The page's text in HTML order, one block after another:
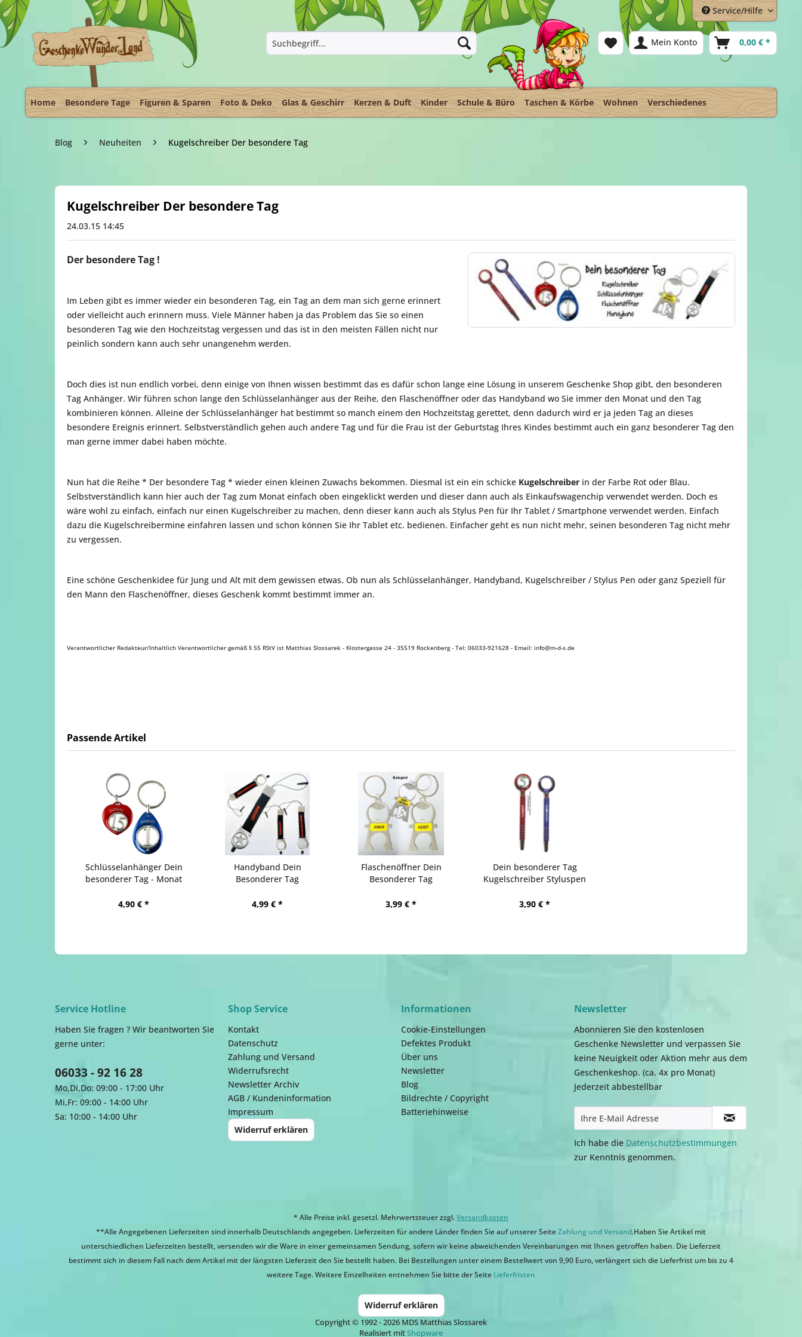
Service/Hilfe
Mein Konto 0,00 € *
Home Besondere Tage Figuren & Sparen Foto & Deko Glas & Geschirr Kerzen & Duft Kinder Schule & Büro Taschen & Körbe Wohnen Verschiedenes
Blog Neuheiten Kugelschreiber Der besondere Tag
Kugelschreiber Der besondere Tag
24.03.15 14:45
Der besondere Tag !
Im Leben gibt es immer wieder ein besonderen Tag, ein Tag an dem man sich gerne erinnert
oder vielleicht auch erinnern muss. Viele Männer haben ja das Problem das Sie so einen
besonderen Tag wie den Hochzeitstag vergessen und das ist in den meisten Fällen nicht nur
peinlich sondern kann auch sehr unangenehm werden.
Doch dies ist nun endlich vorbei, denn einige von Ihnen wissen bestimmt das es dafür schon lange eine Lösung in unserem Geschenke Shop gibt, den besonderen
Tag Anhänger. Wir führen schon lange den Schlüsselanhänger aus der Reihe, den Flaschenöffner oder das Handyband wo Sie immer den Monat und den Tag
kombinieren können. Alleine der Schlüsselanhänger hat bestimmt so manch einem den Hochzeitstag gerettet, denn dadurch wird er ja jeden Tag an dieses
besondere Ereignis erinnert. Selbstverständlich gehen auch andere Tag und für die Frau ist der Geburtstag Ihres Kindes bestimmt auch ein ganz besonderer Tag den
man gerne immer dabei haben möchte.
Nun hat die Reihe * Der besondere Tag * wieder einen kleinen Zuwachs bekommen. Diesmal ist ein ein schicke Kugelschreiber in der Farbe Rot oder Blau.
Selbstverständlich kann hier auch der Tag zum Monat einfach oben eingeklickt werden und dieser dann auch als Einkaufswagenchip verwendet werden. Doch es
wäre wohl zu einfach, einfach nur einen Kugelschreiber zu machen, denn dieser kann auch als Stylus Pen für Ihr Tablet / Smartphone verwendet werden. Einfach
dazu die Kugelschreibermine einfahren lassen und schon können Sie Ihr Tablet etc. bedienen. Einfacher geht es nun nicht mehr, seinen besonderen Tag nicht mehr
zu vergessen.
Eine schöne Geschenkidee für Jung und Alt mit dem gewissen etwas. Ob nun als Schlüsselanhänger, Handyband, Kugelschreiber / Stylus Pen oder ganz Speziell für
den Mann den Flaschenöffner, dieses Geschenk kommt bestimmt immer an.
Verantwortlicher Redakteur/Inhaltlich Verantwortlicher gemäß § 55 RStV ist Matthias Slossarek - Klostergasse 24 - 35519 Rockenberg - Tel: 06033-921628 - Email: info@m-d-s.de
Passende Artikel
Schlüsselanhänger Dein
besonderer Tag - Monat
4,90 € *
Handyband Dein
Besonderer Tag
4,99 € *
Flaschenöffner Dein
Besonderer Tag
3,99 € *
Dein besonderer Tag
Kugelschreiber Styluspen
3,90 € *
Service Hotline
Haben Sie fragen ? Wir beantworten Sie
gerne unter:
06033 - 92 16 28
Mo,Di,Do: 09:00 - 17:00 Uhr
Mi,Fr: 09:00 - 14:00 Uhr
Sa: 10:00 - 14:00 Uhr
Shop Service
Kontakt
Datenschutz
Zahlung und Versand
Widerrufsrecht
Newsletter Archiv
AGB / Kundeninformation
Impressum
Widerruf erklären
Informationen
Cookie-Einstellungen
Defektes Produkt
Über uns
Newsletter
Blog
Bildrechte / Copyright
Batteriehinweise
Newsletter
Abonnieren Sie den kostenlosen
Geschenke Newsletter und verpassen Sie
keine Neuigkeit oder Aktion mehr aus dem
Geschenkeshop. (ca. 4x pro Monat)
Jederzeit abbestellbar
Ich habe die Datenschutzbestimmungen
zur Kenntnis genommen.
* Alle Preise inkl. gesetzl. Mehrwertsteuer zzgl.Versandkosten
**Alle Angegebenen Lieferzeiten sind innerhalb Deutschlands angegeben. Lieferzeiten für andere Länder finden Sie auf unserer SeiteZahlung und Versand.Haben Sie Artikel mit
unterschiedlichen Lieferzeiten bestellt, versenden wir die Ware in einer gemeinsamen Sendung, sofern wir keine abweichenden Vereinbarungen mit Ihnen getroffen haben. Die Lieferzeit
bestimmt sich in diesem Fall nach dem Artikel mit der längsten Lieferzeit den Sie bestellt haben. Bei Bestellungen unter einem Bestellwert von 9,90 Euro, verlängert sich die Lieferfrist um bis zu 4
weitere Tage. Weitere Einzelheiten entnehmen Sie bitte der Seite Lieferfristen
Widerruf erklären
Copyright © 1992 - 2026 MDS Matthias Slossarek
Realisiert mit Shopware